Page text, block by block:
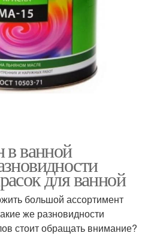
в ванной
для ванной
большой ассортимент
же разновидности
стоит обращать внимание?